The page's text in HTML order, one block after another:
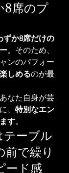
8席のプ
ずか8席だけの
。そのため、
ンのパフォー
しめるのが最
なた自身が芸
、 特別なエン
す。
ーブル
前で繰り
ード感